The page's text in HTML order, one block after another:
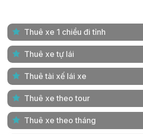
Thuê xe 1 chiều đi tỉnh
Thuê xe tự lái
Thuê tài xế lái xe
Thuê xe theo tour
Thuê xe theo tháng